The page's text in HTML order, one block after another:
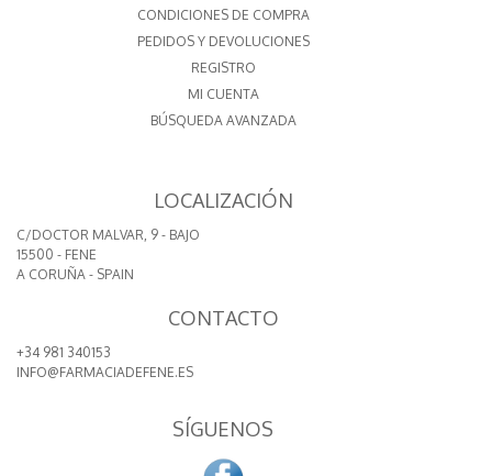
CONDICIONES DE COMPRA
PEDIDOS Y DEVOLUCIONES
REGISTRO
MI CUENTA
BÚSQUEDA AVANZADA
LOCALIZACIÓN
C/DOCTOR MALVAR, 9 - BAJO
15500 - FENE
A CORUÑA - SPAIN
CONTACTO
+34 981 340153
INFO@FARMACIADEFENE.ES
SÍGUENOS